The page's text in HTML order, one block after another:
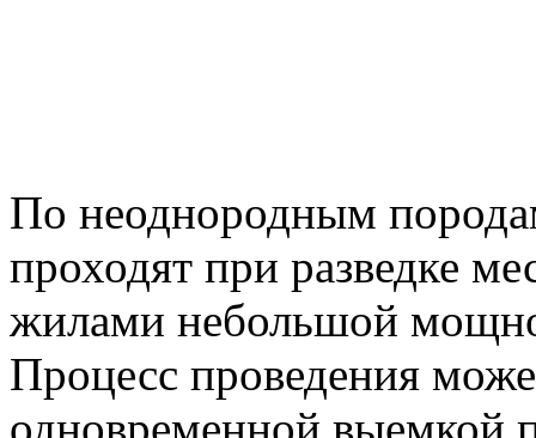
По неоднородным
проходят при разведке
жилами небольшой
Процесс проведения
одновременной выемкой